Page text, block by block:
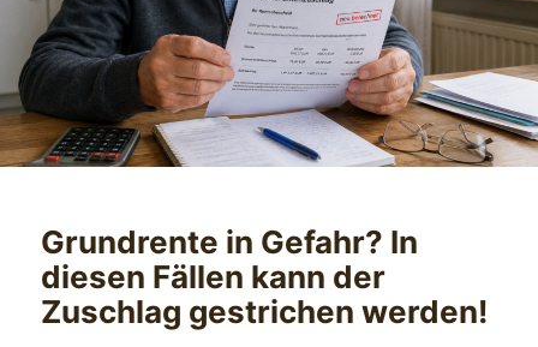
Grundrente in Gefahr? In
diesen Fällen kann der
Zuschlag gestrichen werden!